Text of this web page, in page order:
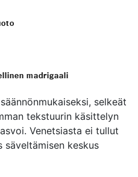
madrigaali
selkeät
tekstuurin käsittelyn
Venetsiasta ei tullut
säveltämisen keskus